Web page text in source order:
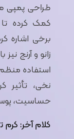
طراحی پمپی
کمک کرده تا
برخی اشاره
زانو و آرنج
استفاده
نخی، تأثیر
حساسیت،
کلام آخر: